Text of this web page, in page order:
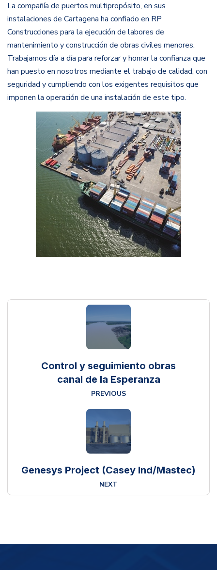
La compañía de puertos multipropósito, en sus
instalaciones de Cartagena ha confiado en RP
Construcciones para la ejecución de labores de
mantenimiento y construcción de obras civiles menores.
Trabajamos día a día para reforzar y honrar la confianza que
han puesto en nosotros mediante el trabajo de calidad, con
seguridad y cumpliendo con los exigentes requisitos que
imponen la operación de una instalación de este tipo.
Control y seguimiento obras
canal de la Esperanza
PREVIOUS
Genesys Project (Casey Ind/Mastec)
NEXT